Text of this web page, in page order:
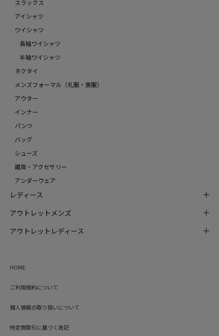
スラックス
アイシャツ
ワイシャツ
長袖ワイシャツ
半袖ワイシャツ
ネクタイ
メンズフォーマル（礼服・喪服）
アウター
インナー
パンツ
バッグ
シューズ
雑貨・アクセサリー
アンダーウェア
レディース
アウトレットメンズ
アウトレットレディース
HOME
ご利用規約について
個人情報の取り扱いについて
特定商取引に基づく表記